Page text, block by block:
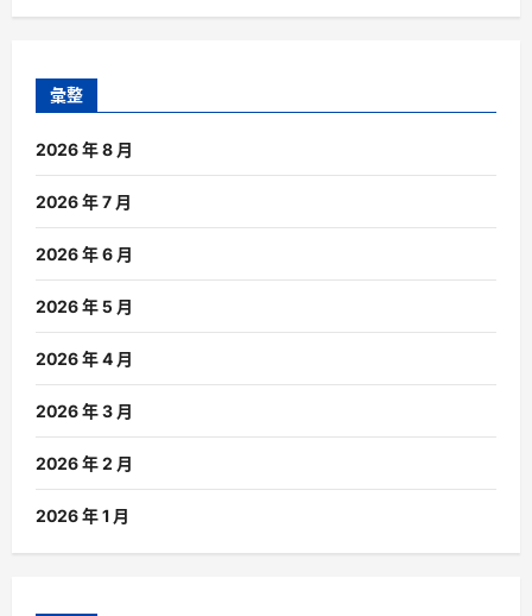
彙整
2026 年 8 月
2026 年 7 月
2026 年 6 月
2026 年 5 月
2026 年 4 月
2026 年 3 月
2026 年 2 月
2026 年 1 月